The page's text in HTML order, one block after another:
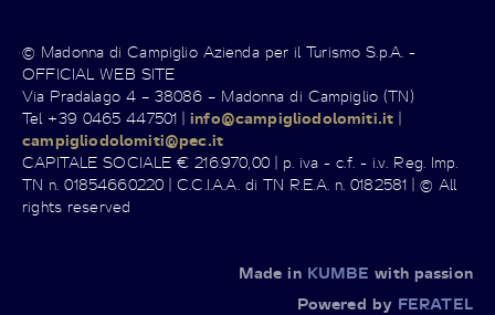
© Madonna di Campiglio Azienda per il Turismo S.p.A. -
OFFICIAL WEB SITE
Via Pradalago 4 – 38086 – Madonna di Campiglio (TN)
Tel +39 0465 447501 |info@campigliodolomiti.it |
campigliodolomiti@pec.it
CAPITALE SOCIALE € 216.970,00 | p. iva - c.f. - i.v. Reg. Imp.
TN n. 01854660220 | C.C.I.A.A. di TN R.E.A. n. 0182581 | © All
rights reserved
Made in KUMBE with passion
Powered by FERATEL